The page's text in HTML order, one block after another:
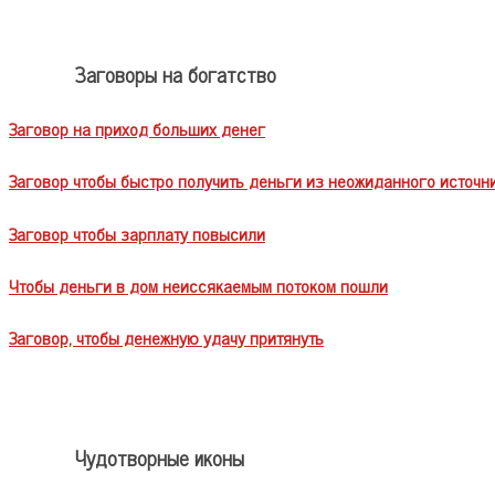
Заговоры на богатство
Заговор на приход больших денег
Заговор чтобы быстро получить деньги из неожиданного
Заговор чтобы зарплату повысили
Чтобы деньги в дом неиссякаемым потоком пошли
Заговор, чтобы денежную удачу притянуть
Чудотворные иконы